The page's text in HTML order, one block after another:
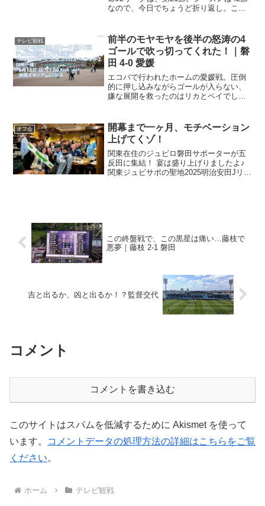
なので、今日でちょうど折り返し。ここ
が、ヤマハスタジアムではなくてエコパ
にアルビレックス...
テレビ観戦
前半のモヤモヤを後半の怒涛の4
ゴールで吹っ切ってくれた！｜磐
田 4-0 愛媛
エコパで行われたホームの愛媛戦。圧倒
的に押し込みながらゴールが入らない、
嫌な展開を救ったのはリカとペイでし
ムがホーム＆アウェイで総当たり、全38
節のリーグ戦なので...
オフ会
開幕まで一ヶ月、モチベーション
上げてくゾ！
関東在住のジュビロ磐田サポーターが五
反田に集結！ 宴は盛り上げりましたよ♪
関東ジュビサポの聖地2025明治安田Jリー
この終盤戦で、この黒星は痛い…藤枝で
悪夢｜藤枝 2-1 磐田
吉と出るか、凶と出るか！？監督交代
コメント
コメントを書き込む
このサイトはスパムを低減するために Akismet を使って
います。
コメントデータの処理方法の詳細はこちらをご覧
ください。
ホーム テレビ観戦